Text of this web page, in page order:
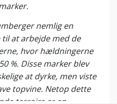
nemlig en
at arbejde med de
hvor hældningerne
%. Disse marker blev
at dyrke, men viste
topvine. Netop dette
terroirs er en